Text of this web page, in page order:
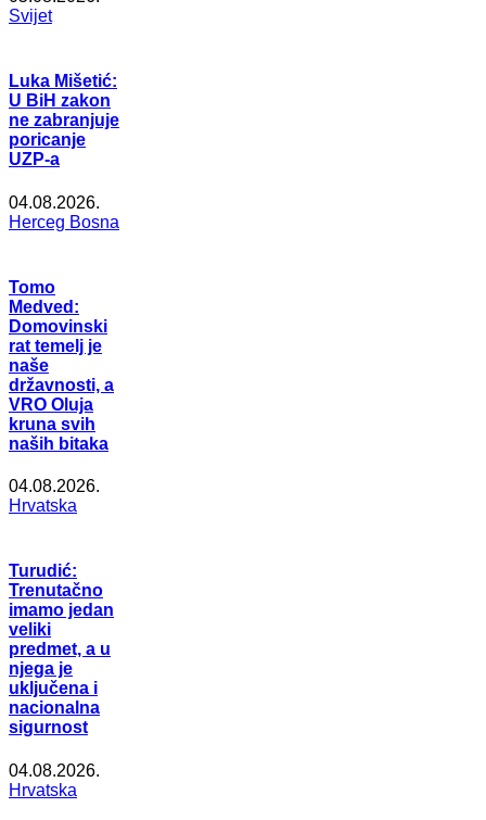
Svijet
Luka Mišetić:
U BiH zakon
ne zabranjuje
poricanje
UZP-a
04.08.2026.
Herceg Bosna
Tomo
Medved:
Domovinski
rat temelj je
naše
državnosti, a
VRO Oluja
kruna svih
naših bitaka
04.08.2026.
Hrvatska
Turudić:
Trenutačno
imamo jedan
veliki
predmet, a u
njega je
uključena i
nacionalna
sigurnost
04.08.2026.
Hrvatska